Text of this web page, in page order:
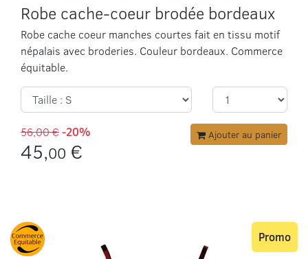
Robe cache-coeur brodée bordeaux
Robe cache coeur manches courtes fait en tissu motif
népalais avec broderies. Couleur bordeaux. Commerce
équitable.
56,00 €-20%
45,00 €
Ajouter au panier
Promo